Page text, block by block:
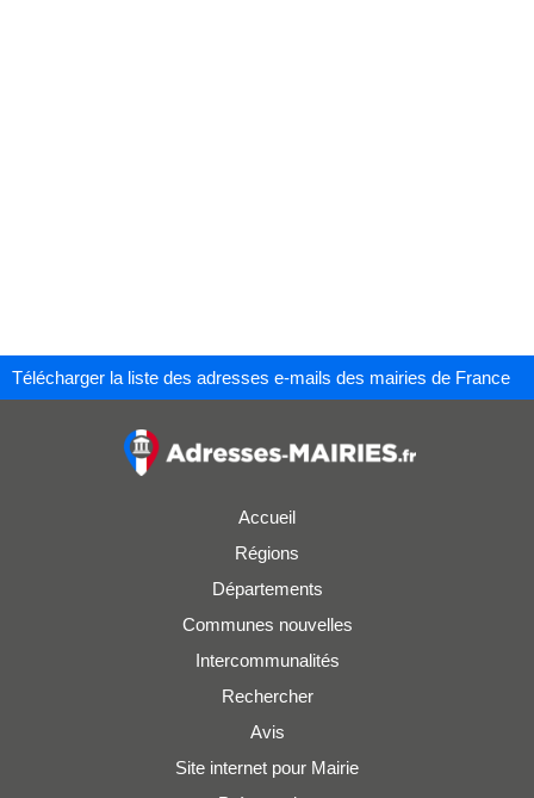
Télécharger la liste des adresses e-mails des mairies de France
Accueil
Régions
Départements
Communes nouvelles
Intercommunalités
Rechercher
Avis
Site internet pour Mairie